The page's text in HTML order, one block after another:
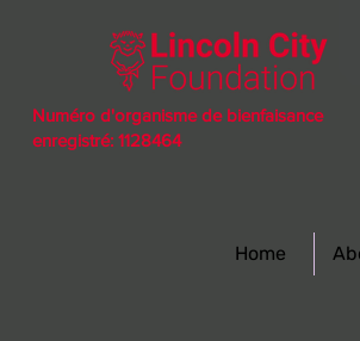
Numéro d'organisme de bienfaisance
enregistré: 1128464
Home